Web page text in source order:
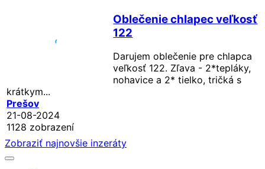
Oblečenie chlapec veľkosť
122
Darujem oblečenie pre chlapca
veľkosť 122. Zľava - 2*tepláky,
nohavice a 2* tielko, tričká s
krátkym...
Prešov
21-08-2024
1128 zobrazení
Zobraziť najnovšie inzeráty